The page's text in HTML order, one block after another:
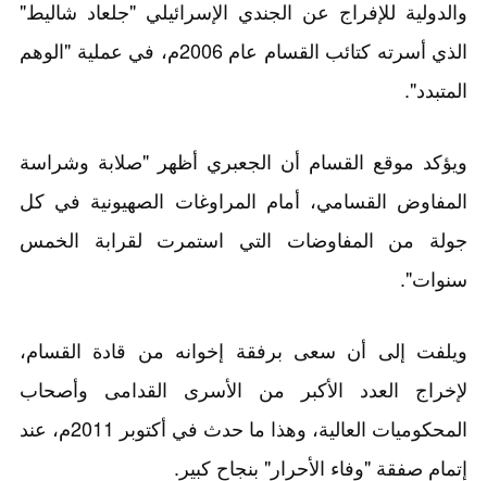
والدولية للإفراج عن الجندي الإسرائيلي "جلعاد شاليط"
الذي أسرته كتائب القسام عام 2006م، في عملية "الوهم
المتبدد".
ويؤكد موقع القسام أن الجعبري أظهر "صلابة وشراسة
المفاوض القسامي، أمام المراوغات الصهيونية في كل
جولة من المفاوضات التي استمرت لقرابة الخمس
سنوات".
ويلفت إلى أن سعى برفقة إخوانه من قادة القسام،
لإخراج العدد الأكبر من الأسرى القدامى وأصحاب
المحكوميات العالية، وهذا ما حدث في أكتوبر 2011م، عند
إتمام صفقة "وفاء الأحرار" بنجاح كبير.